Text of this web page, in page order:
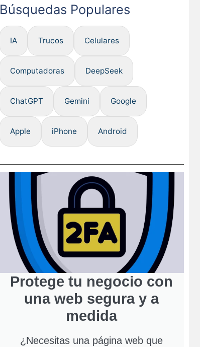
Búsquedas Populares
IA Trucos Celulares
Computadoras DeepSeek
ChatGPT Gemini Google
Apple iPhone Android
Protege tu negocio con
una web segura y a
medida
¿Necesitas una página web que